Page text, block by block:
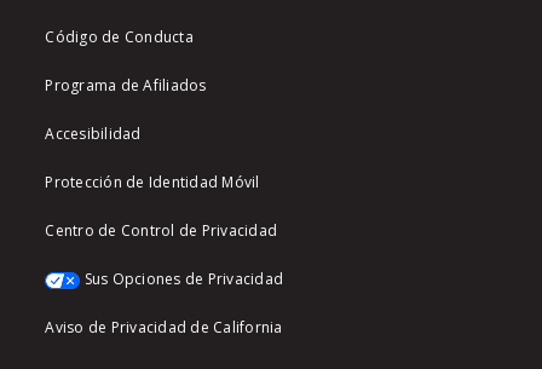
Código de Conducta
Programa de Afiliados
Accesibilidad
Protección de Identidad Móvil
Centro de Control de Privacidad
Sus Opciones de Privacidad
Aviso de Privacidad de California